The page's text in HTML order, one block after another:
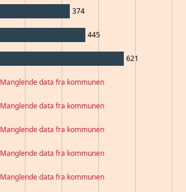
374
445
621
Manglende data fra kommunen
Manglende data fra kommunen
Manglende data fra kommunen
Manglende data fra kommunen
Manglende data fra kommunen